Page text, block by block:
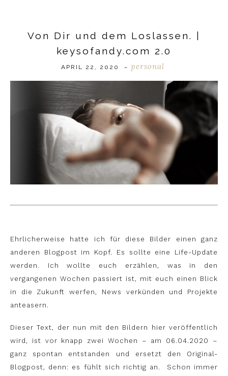
Von Dir und dem Loslassen. |
keysofandy.com 2.0
APRIL 22, 2020 ~ personal
Ehrlicherweise hatte ich für diese Bilder einen ganz
anderen Blogpost im Kopf. Es sollte eine Life-Update
werden. Ich wollte euch erzählen, was in den
vergangenen Wochen passiert ist, mit euch einen Blick
in die Zukunft werfen, News verkünden und Projekte
anteasern.
Dieser Text, der nun mit den Bildern hier veröffentlich
wird, ist vor knapp zwei Wochen – am 06.04.2020 –
ganz spontan entstanden und ersetzt den Original-
Blogpost, denn: es fühlt sich richtig an. Schon immer